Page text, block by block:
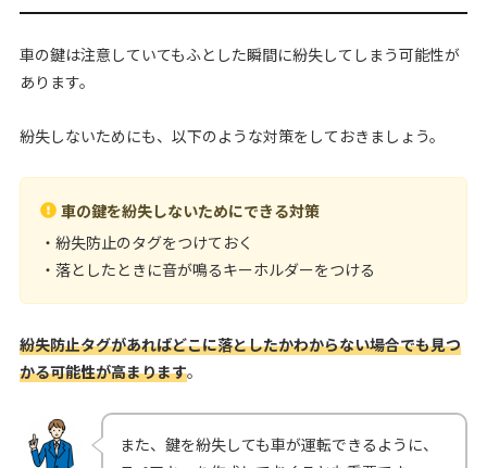
車の鍵は注意していてもふとした瞬間に紛失してしまう可能性が
あります。
紛失しないためにも、以下のような対策をしておきましょう。
車の鍵を紛失しないためにできる対策
・紛失防止のタグをつけておく
・落としたときに音が鳴るキーホルダーをつける
紛失防止タグがあればどこに落としたかわからない場合でも見つ
かる可能性が高まります。
また、鍵を紛失しても車が運転できるように、